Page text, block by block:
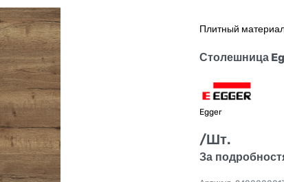
Плитный
Столешница
Egger
/Шт.
За